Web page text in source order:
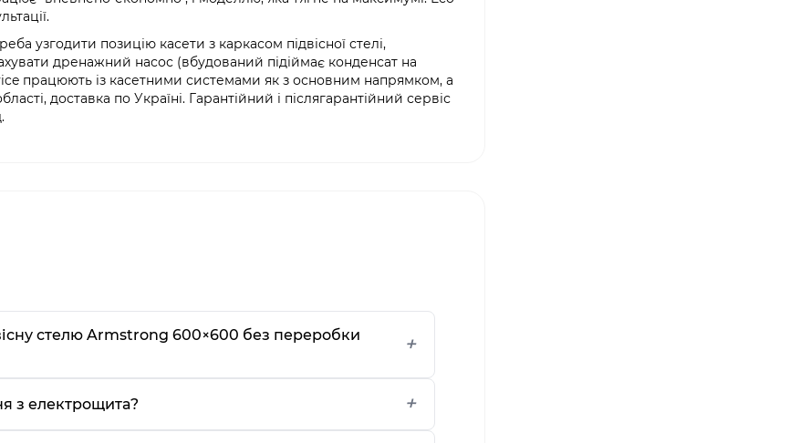
узгодити позицію касети з каркасом підвісної стелі,
дренажний насос (вбудований підіймає конденсат на
працюють із касетними системами як з основним напрямком, а
доставка по Україні. Гарантійний і післягарантійний сервіс
стелю Armstrong 600×600 без переробки
з електрощита?